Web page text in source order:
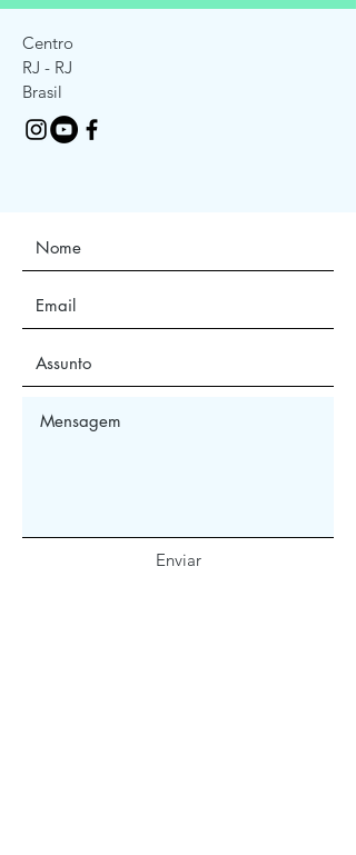
Centro
RJ - RJ
Brasil
Enviar